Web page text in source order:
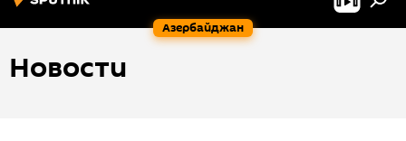
Азербайджан
Новости